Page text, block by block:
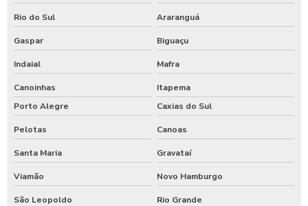
Rio do Sul Araranguá
Gaspar Biguaçu
Indaial Mafra
Canoinhas
Itapema
Porto Alegre
Caxias do Sul
Pelotas Canoas
Santa Maria Gravataí
Viamão Novo Hamburgo
São Leopoldo Rio Grande